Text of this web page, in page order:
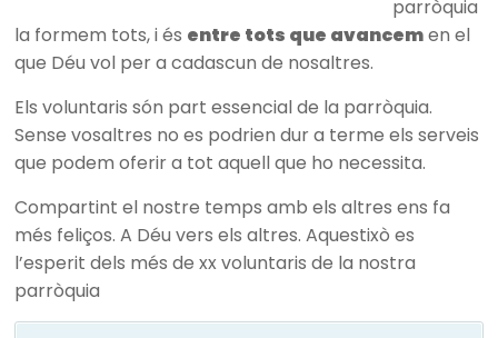
parròquia
la formem tots, i és entre tots que avancemen el
que Déu vol per a cadascun de nosaltres.
Els voluntaris són part essencial de la parròquia.
Sense vosaltres no es podrien dur a terme els serveis
que podem oferir a tot aquell que ho necessita.
Compartint el nostre temps amb els altres ens fa
més feliços. A Déu vers els altres. Aquestixò es
l’esperit dels més de xx voluntaris de la nostra
parròquia